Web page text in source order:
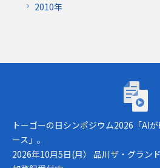
2010年
トーゴーの日シンポジ
トーゴーの日シンポジウム2026「AI
ース」。
2026年10月5日(月） 品川ザ・グラン